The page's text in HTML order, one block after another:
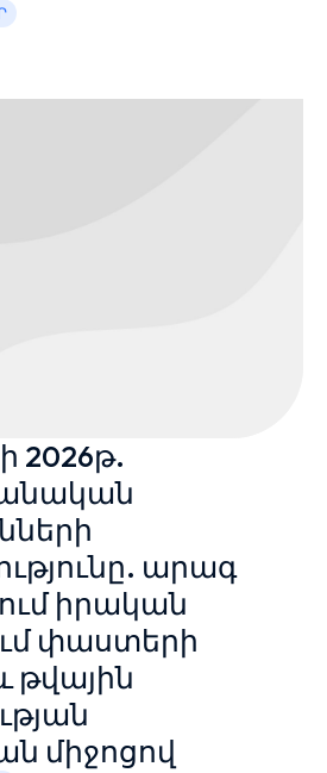
2026թ.
արագ
իրական
փաստերի
թվային
միջոցով